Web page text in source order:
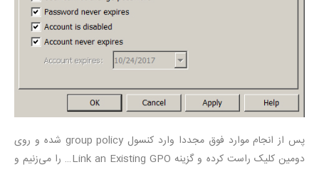
پس از انجام موارد فوق مجددا وارد کنسول group policy شده و روی
دومین کلیک راست کرده و گزینه Link an Existing GPO… را می‌زنیم و